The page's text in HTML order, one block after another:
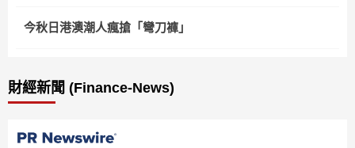
今秋日港澳潮人瘋搶「彎刀褲」
財經新聞 (Finance-News)